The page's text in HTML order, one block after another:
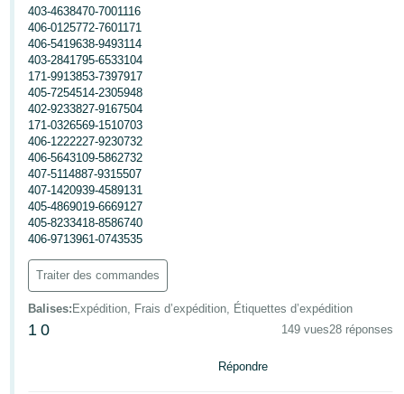
403-4638470-7001116
406-0125772-7601171
406-5419638-9493114
403-2841795-6533104
171-9913853-7397917
405-7254514-2305948
402-9233827-9167504
171-0326569-1510703
406-1222227-9230732
406-5643109-5862732
407-5114887-9315507
407-1420939-4589131
405-4869019-6669127
405-8233418-8586740
406-9713961-0743535
Traiter des commandes
Balises: Expédition, Frais d’expédition, Étiquettes d’expédition
1 0 149 vues28 réponses
Répondre